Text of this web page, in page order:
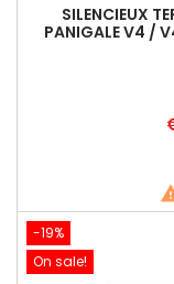
SILENCIEUX
PANIGALE V4 /
-19%
On sale!